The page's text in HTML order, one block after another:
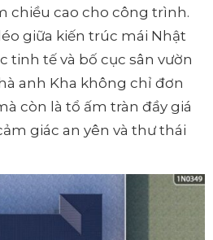
chiều cao cho công trình.
giữa kiến trúc mái Nhật
tinh tế và bố cục sân vườn
anh Kha không chỉ đơn
còn là tổ ấm tràn đầy giá
giác an yên và thư thái